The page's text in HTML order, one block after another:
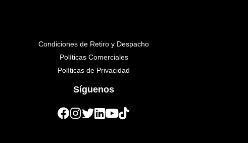
Condiciones de Retiro y Despacho
Políticas Comerciales
Políticas de Privacidad
Síguenos